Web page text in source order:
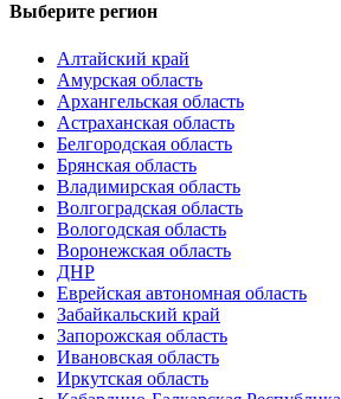
Выберите регион
Алтайский край
Амурская область
Архангельская область
Астраханская область
Белгородская область
Брянская область
Владимирская область
Волгоградская область
Вологодская область
Воронежская область
ДНР
Еврейская автономная область
Забайкальский край
Запорожская область
Ивановская область
Иркутская область